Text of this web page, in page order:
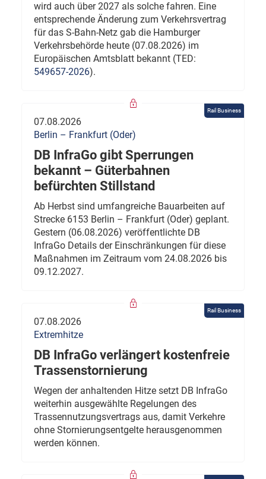
wird auch über 2027 als solche fahren. Eine
entsprechende Änderung zum Verkehrsvertrag
für das S-Bahn-Netz gab die Hamburger
Verkehrsbehörde heute (07.08.2026) im
Europäischen Amtsblatt bekannt (TED:
549657-2026).
Rail Business
07.08.2026
Berlin – Frankfurt (Oder)
DB InfraGo gibt Sperrungen
bekannt – Güterbahnen
befürchten Stillstand
Ab Herbst sind umfangreiche Bauarbeiten auf
Strecke 6153 Berlin – Frankfurt (Oder) geplant.
Gestern (06.08.2026) veröffentlichte DB
InfraGo Details der Einschränkungen für diese
Maßnahmen im Zeitraum vom 24.08.2026 bis
09.12.2027.
Rail Business
07.08.2026
Extremhitze
DB InfraGo verlängert kostenfreie
Trassenstornierung
Wegen der anhaltenden Hitze setzt DB InfraGo
weiterhin ausgewählte Regelungen des
Trassennutzungsvertrags aus, damit Verkehre
ohne Stornierungsentgelte herausgenommen
werden können.